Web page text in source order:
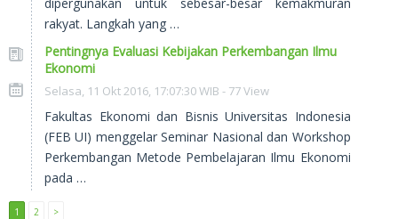
rakyat. Langkah yang …
Pentingnya Evaluasi Kebijakan Perkembangan Ilmu
Ekonomi
Selasa, 11 Okt 2016, 17:07:30 WIB - 77 View
Fakultas Ekonomi dan Bisnis Universitas Indonesia
(FEB UI) menggelar Seminar Nasional dan Workshop
Perkembangan Metode Pembelajaran Ilmu Ekonomi
pada …
1 2 >